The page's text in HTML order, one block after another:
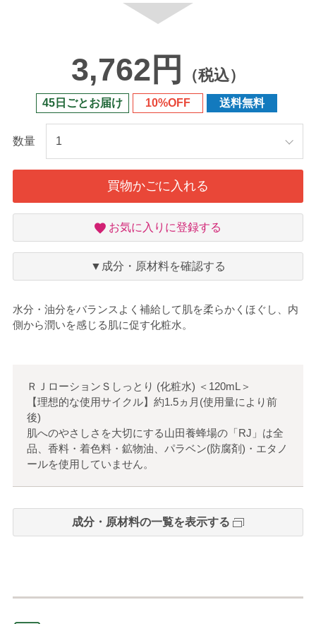
3,762円 （税込）
45日ごとお届け 10%OFF 送料無料
数量
買物かごに入れる
お
入
り
お気に入りに登録する
▼成分・原材料を確認する
水分・油分をバランスよく補給して肌を柔らかくほぐし、内
側から潤いを感じる肌に促す化粧水。
ＲＪローションＳしっとり (化粧水) ＜ 120mL ＞
【理想的な使用サイクル】約1.5ヵ月(使用量により前
後)
肌へのやさしさを大切にする山田養蜂場の「RJ」は全
品、香料・着色料・鉱物油、パラベン(防腐剤)・エタノ
ールを使用していません。
成分・原材料の一覧を表示する